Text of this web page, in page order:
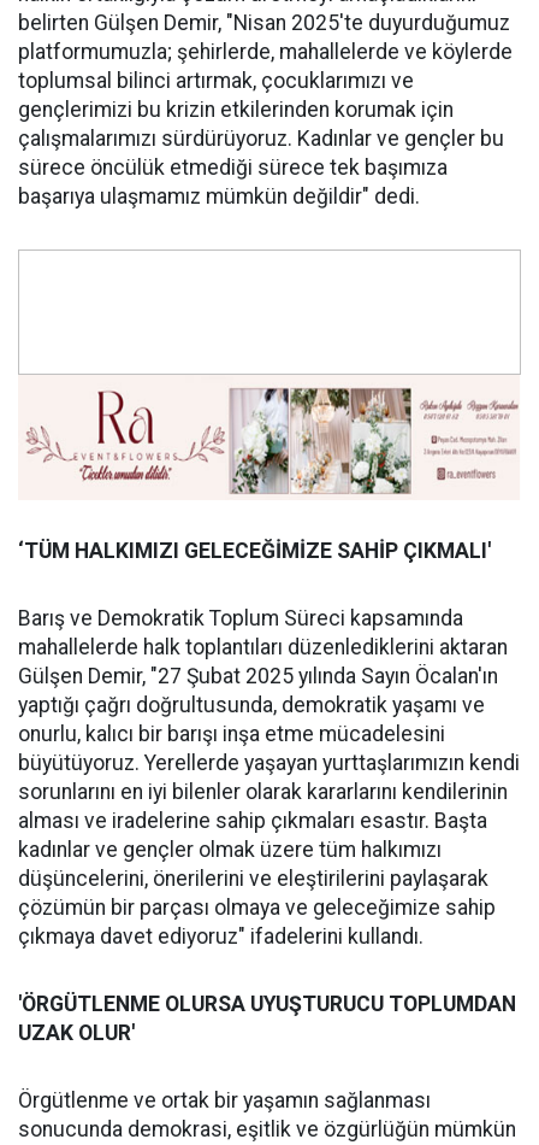
belirten Gülşen Demir, "Nisan 2025'te duyurduğumuz
platformumuzla; şehirlerde, mahallelerde ve köylerde
toplumsal bilinci artırmak, çocuklarımızı ve
gençlerimizi bu krizin etkilerinden korumak için
çalışmalarımızı sürdürüyoruz. Kadınlar ve gençler bu
sürece öncülük etmediği sürece tek başımıza
başarıya ulaşmamız mümkün değildir" dedi.
‘TÜM HALKIMIZI GELECEĞİMİZE SAHİP ÇIKMALI'
Barış ve Demokratik Toplum Süreci kapsamında
mahallelerde halk toplantıları düzenlediklerini aktaran
Gülşen Demir, "27 Şubat 2025 yılında Sayın Öcalan'ın
yaptığı çağrı doğrultusunda, demokratik yaşamı ve
onurlu, kalıcı bir barışı inşa etme mücadelesini
büyütüyoruz. Yerellerde yaşayan yurttaşlarımızın kendi
sorunlarını en iyi bilenler olarak kararlarını kendilerinin
alması ve iradelerine sahip çıkmaları esastır. Başta
kadınlar ve gençler olmak üzere tüm halkımızı
düşüncelerini, önerilerini ve eleştirilerini paylaşarak
çözümün bir parçası olmaya ve geleceğimize sahip
çıkmaya davet ediyoruz" ifadelerini kullandı.
'ÖRGÜTLENME OLURSA UYUŞTURUCU TOPLUMDAN
UZAK OLUR'
Örgütlenme ve ortak bir yaşamın sağlanması
sonucunda demokrasi, eşitlik ve özgürlüğün mümkün